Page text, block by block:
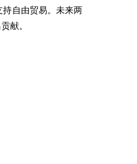
自由贸易。未来两
献。